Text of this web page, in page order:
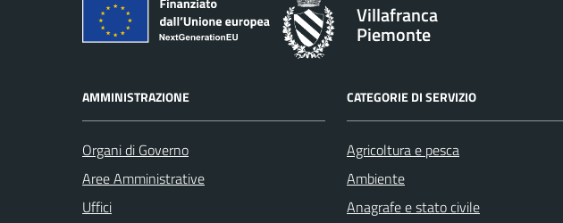
Villafranca
Piemonte
AMMINISTRAZIONE
Organi di Governo
Aree Amministrative
Uffici
CATEGORIE DI SERVIZIO
Agricoltura e pesca
Ambiente
Anagrafe e stato civile